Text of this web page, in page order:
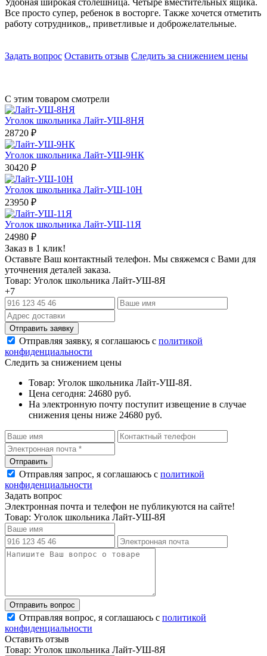
Удобная широкая столешница. Четыре вместительных ящика.
Все просто супер, ребенок в восторге. Также хочется отметить
работу сотрудников,, приветливые и доброжелательные.
Задать вопрос Оставить отзыв Следить за снижением цены
С этим товаром смотрели
Уголок школьника Лайт-УШ-8НЯ
28720 ₽
Уголок школьника Лайт-УШ-9НК
30420 ₽
Уголок школьника Лайт-УШ-10Н
23950 ₽
Уголок школьника Лайт-УШ-11Я
24980 ₽
Заказ в 1 клик!
Оставьте Ваш контактный телефон. Мы свяжемся с Вами для
уточнения деталей заказа.
Товар: Уголок школьника Лайт-УШ-8Я
+7
Отправляя заявку, я соглашаюсь с политикой
конфиденциальности
Следить за снижением цены
Товар: Уголок школьника Лайт-УШ-8Я.
Цена сегодня: 24680 руб.
На электронную почту поступит извещение в случае
снижения цены ниже 24680 руб.
Отправляя запрос, я соглашаюсь с политикой
конфиденциальности
Задать вопрос
Электронная почта и телефон не публикуются на сайте!
Товар: Уголок школьника Лайт-УШ-8Я
Отправляя вопрос, я соглашаюсь с политикой
конфиденциальности
Оставить отзыв
Товар: Уголок школьника Лайт-УШ-8Я